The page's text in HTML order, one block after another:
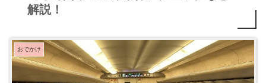
解説！
おでかけ